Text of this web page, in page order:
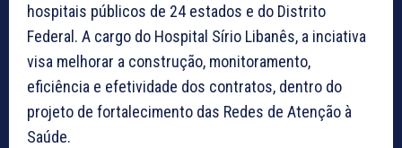
hospitais públicos de 24 estados e do Distrito
Federal. A cargo do Hospital Sírio Libanês, a inciativa
visa melhorar a construção, monitoramento,
eficiência e efetividade dos contratos, dentro do
projeto de fortalecimento das Redes de Atenção à
Saúde.